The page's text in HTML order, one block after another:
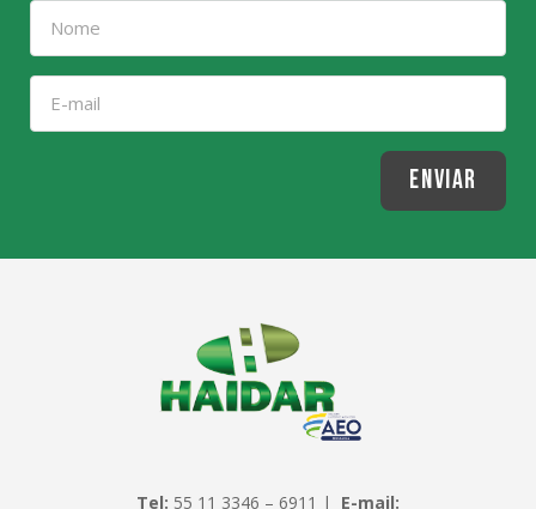
ENVIAR
Tel: 55 11 3346 – 6911 | E-mail: